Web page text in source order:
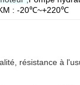
: -20℃~+220℃
résistance à